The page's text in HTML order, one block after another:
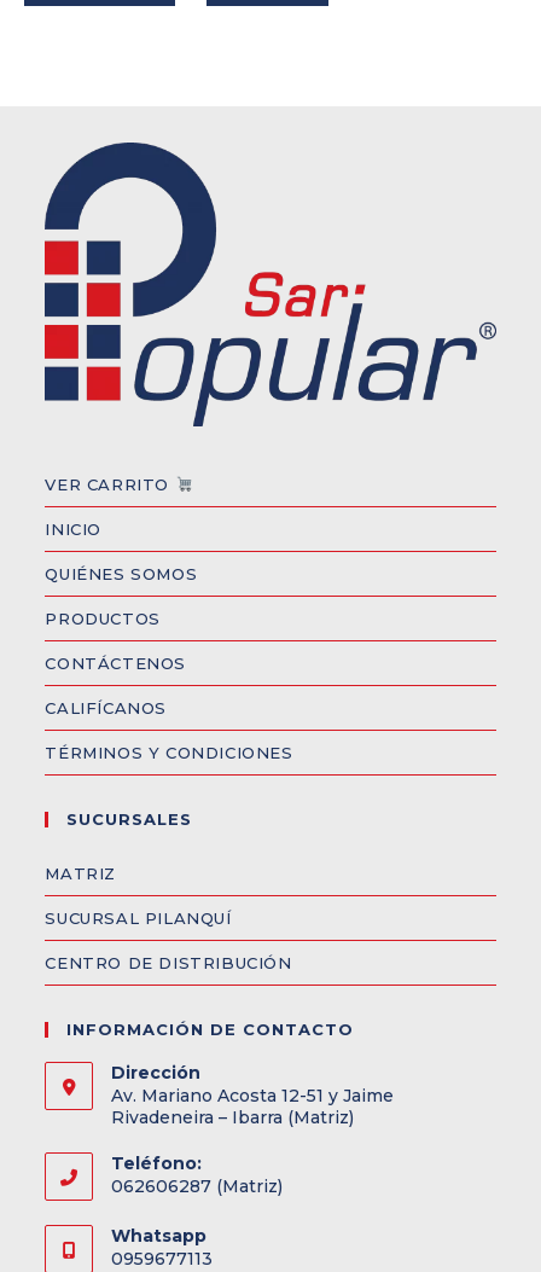
VER CARRITO
INICIO
QUIÉNES SOMOS
PRODUCTOS
CONTÁCTENOS
CALIFÍCANOS
TÉRMINOS Y CONDICIONES
SUCURSALES
MATRIZ
SUCURSAL PILANQUÍ
CENTRO DE DISTRIBUCIÓN
INFORMACIÓN DE CONTACTO
Dirección
Av. Mariano Acosta 12-51 y Jaime
Rivadeneira – Ibarra (Matriz)
Teléfono:
062606287 (Matriz)
Whatsapp
0959677113